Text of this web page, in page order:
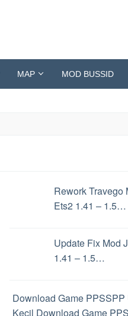
MAP MOD BUSSID
Rework Travego
Ets2 1.41 – 1.5…
Update Fix Mod
1.41 – 1.5…
Download Game PPSSPP
Kecil Download Game